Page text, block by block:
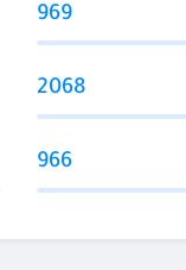
969
2068
966